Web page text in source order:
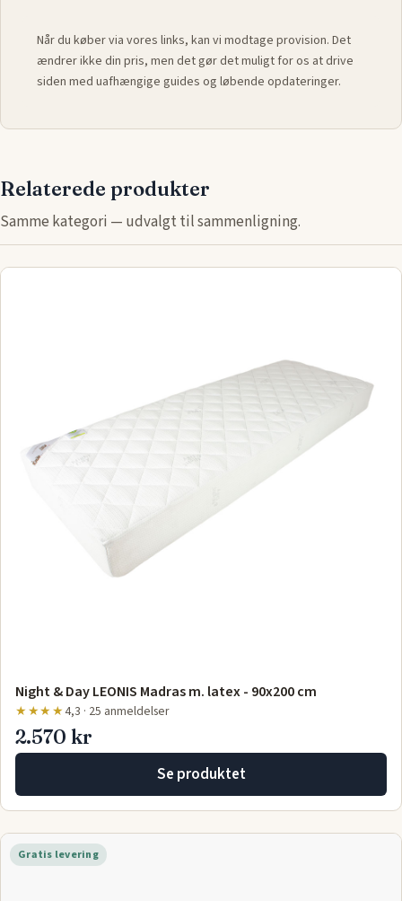
Når du køber via vores links, kan vi modtage provision. Det
ændrer ikke din pris, men det gør det muligt for os at drive
siden med uafhængige guides og løbende opdateringer.
Relaterede produkter
Samme kategori — udvalgt til sammenligning.
Night & Day LEONIS Madras m. latex - 90x200 cm
★★★★4,3 · 25 anmeldelser
2.570 kr
Se produktet
Gratis levering